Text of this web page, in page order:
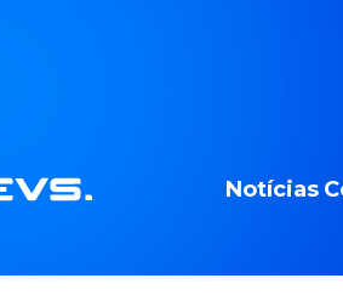
Notícias